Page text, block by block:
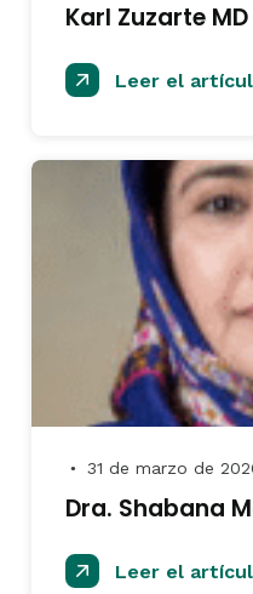
Karl Zuzarte MD
Leer el
● 31 de marzo de
Dra. Shabana
Leer el